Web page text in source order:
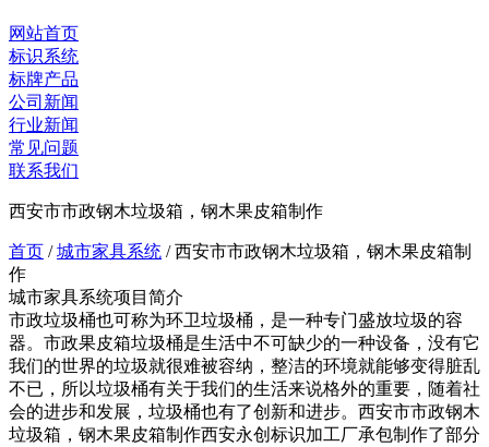
网站首页
标识系统
标牌产品
公司新闻
行业新闻
常见问题
联系我们
西安市市政钢木垃圾箱，钢木果皮箱制作
首页 / 城市家具系统 /西安市市政钢木垃圾箱，钢木果皮箱制
作
城市家具系统项目简介
市政垃圾桶也可称为环卫垃圾桶，是一种专门盛放垃圾的容
器。市政果皮箱垃圾桶是生活中不可缺少的一种设备，没有它
我们的世界的垃圾就很难被容纳，整洁的环境就能够变得脏乱
不已，所以垃圾桶有关于我们的生活来说格外的重要，随着社
会的进步和发展，垃圾桶也有了创新和进步。西安市市政钢木
垃圾箱，钢木果皮箱制作西安永创标识加工厂承包制作了部分